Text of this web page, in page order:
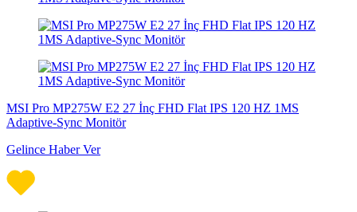
MSI Pro MP275W E2 27 İnç FHD Flat IPS 120 HZ 1MS
Adaptive-Sync Monitör
Gelince Haber Ver